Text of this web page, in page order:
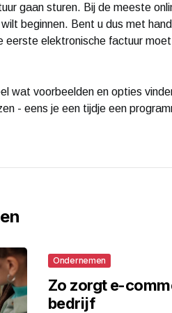
gaan sturen. Bij de meeste
beginnen. Bent u dus met
eerste elektronische factuur
wat voorbeelden en opties
- eens je een tijdje een
Ondernemen
Zo zorgt e-
bedrijf